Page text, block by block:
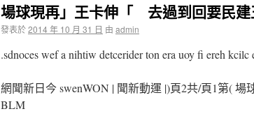
場球現再」王卡伸「 去過到回要民
發表於2014 年 10 月 31 日 由 admin
.sdnoces wef a nihtiw detcerider ton era uoy fi ereh kcilc
網聞新日今 swenWON | 聞新動運 |)頁2共/頁1第(
BLM